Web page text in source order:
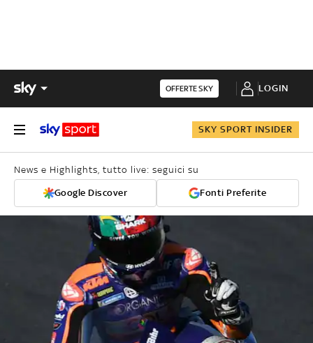
OFFERTE SKY LOGIN
SKY SPORT INSIDER
News e Highlights, tutto live: seguici su
Google Discover Fonti Preferite